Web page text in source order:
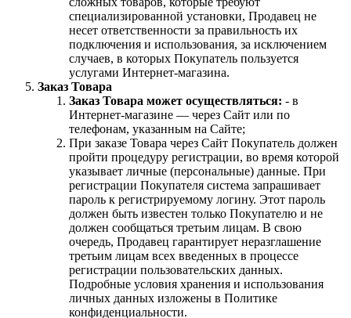
специализированной установки, Продавец не
несет ответственности за правильность их
подключения и использования, за исключением
случаев, в которых Покупатель пользуется
услугами Интернет-магазина.
Заказ Товара
Заказ Товара может осуществляться: - в
Интернет-магазине — через Сайт или по
телефонам, указанным на Сайте;
При заказе Товара через Сайт Покупатель должен
пройти процедуру регистрации, во время которой
указывает личные (персональные) данные. При
регистрации Покупателя система запрашивает
пароль к регистрируемому логину. Этот пароль
должен быть известен только Покупателю и не
должен сообщаться третьим лицам. В свою
очередь, Продавец гарантирует неразглашение
третьим лицам всех введенных в процессе
регистрации пользовательских данных.
Подробные условия хранения и использования
личных данных изложены в Политике
конфиденциальности.